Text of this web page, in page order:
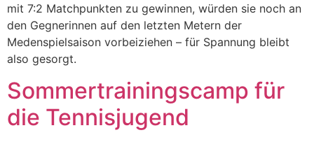
mit 7:2 Matchpunkten zu gewinnen, würden sie noch an
den Gegnerinnen auf den letzten Metern der
Medenspielsaison vorbeiziehen – für Spannung bleibt
also gesorgt.
Sommertrainingscamp für
die Tennisjugend